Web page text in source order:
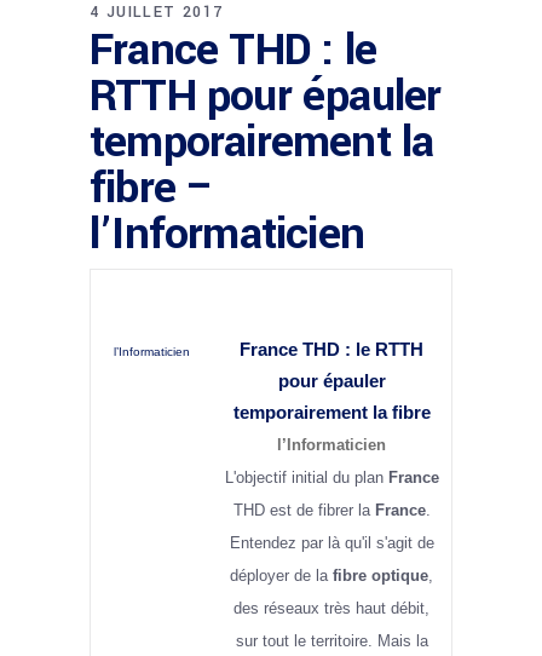
4 JUILLET 2017
France THD : le
RTTH pour épauler
temporairement la
fibre –
l’Informaticien
l’Informaticien France THD : le RTTH
pour épauler
temporairement lafibre
l’Informaticien
L'objectif initial du plan France
THD est de fibrer la France.
Entendez par là qu'il s'agit de
déployer de la fibre optique,
des réseaux très haut débit,
sur tout le territoire. Mais la